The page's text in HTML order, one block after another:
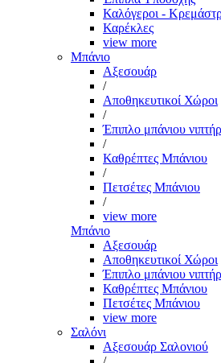
Καλόγεροι -
Καρέκλες
view more
Μπάνιο
Αξεσουάρ
/
Αποθηκευτικοί Χώροι
/
Έπιπλο μπάνιου
/
Καθρέπτες Μπάνιου
/
Πετσέτες Μπάνιου
/
view more
Μπάνιο
Αξεσουάρ
Αποθηκευτικοί Χώροι
Έπιπλο μπάνιου
Καθρέπτες Μπάνιου
Πετσέτες Μπάνιου
view more
Σαλόνι
Αξεσουάρ Σαλονιού